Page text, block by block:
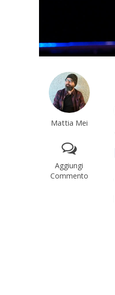
Mattia Mei
Aggiungi
Commento